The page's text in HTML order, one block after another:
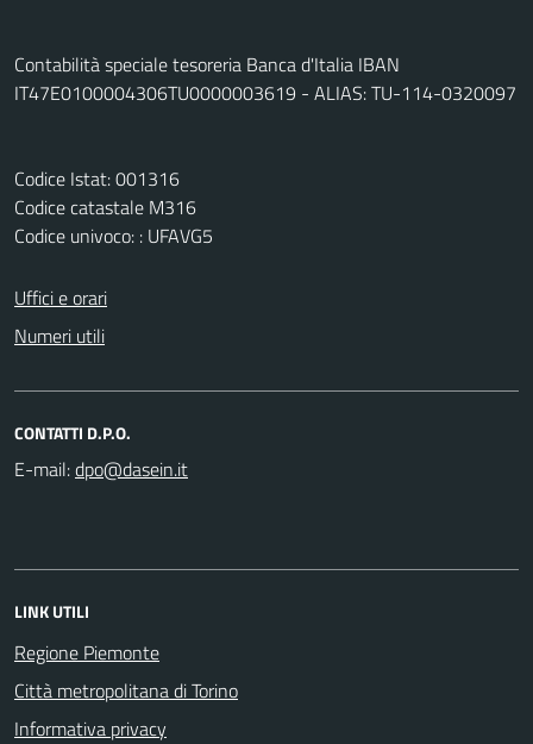
Contabilità speciale tesoreria Banca d'Italia IBAN
IT47E0100004306TU0000003619 - ALIAS: TU-114-0320097
Codice Istat: 001316
Codice catastale M316
Codice univoco: : UFAVG5
Uffici e orari
Numeri utili
CONTATTI D.P.O.
E-mail:
LINK UTILI
Regione Piemonte
Città metropolitana di Torino
Informativa privacy